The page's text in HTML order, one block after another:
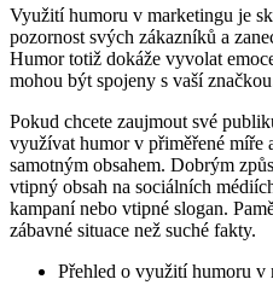
Využití humoru v marketingu je
pozornost svých zákazníků a
Humor totiž dokáže vyvolat
mohou být spojeny s vaší
Pokud chcete zaujmout své
využívat humor v přiměřené míře
samotným obsahem. Dobrým
vtipný obsah na sociálních
kampaní nebo vtipné slogan.
zábavné situace než suché fakty.
Přehled o využití humoru v